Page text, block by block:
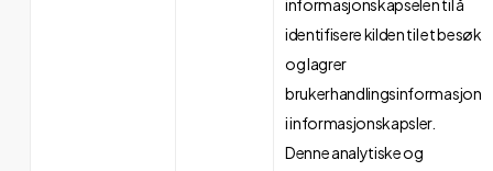
informasjonskapselen til å
identifisere kilden til et besøk
og lagrer
brukerhandlingsinformasjon
i informasjonskapsler.
Denne analytiske og